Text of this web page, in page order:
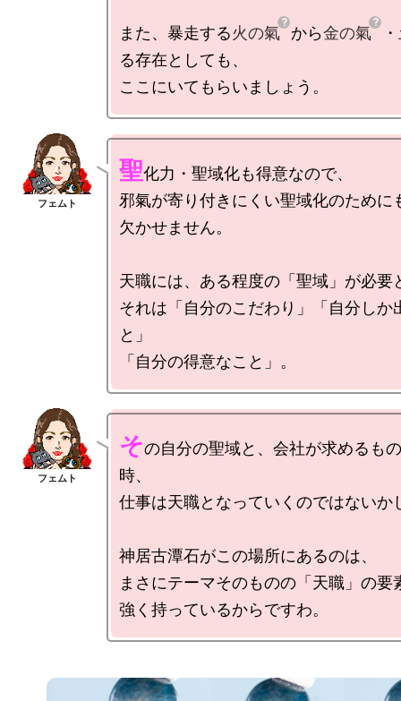
また、暴走する火の氣 から金の氣 ・
る存在としても、
聖化力・聖域化も得意なので、
邪氣が寄り付きにくい聖域化のために
欠かせません。
天職には、ある程度の「聖域」が必要
それは「自分のこだわり」「自分しか
と」
その自分の聖域と、会社が求めるも
時、
仕事は天職となっていくのではないか
神居古潭石がこの場所にあるのは、
まさにテーマそのものの「天職」の要